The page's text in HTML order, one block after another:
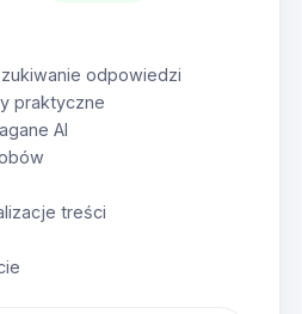
odpowiedzi
praktyczne
AI
treści